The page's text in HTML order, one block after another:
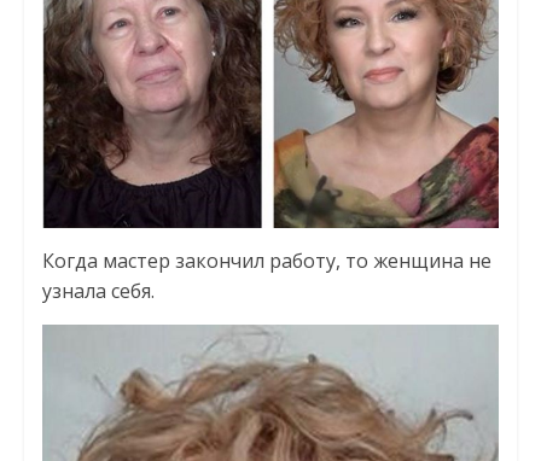
Когда мастер закончил работу, то женщина не
узнала себя.